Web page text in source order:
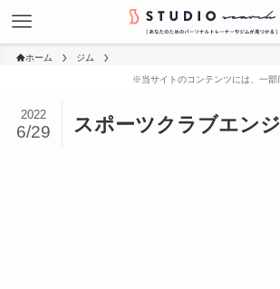
ホーム ジム
スポーツクラブエン
2022
6/29